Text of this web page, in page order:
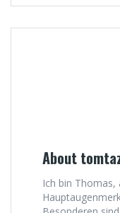
About
Ich bin